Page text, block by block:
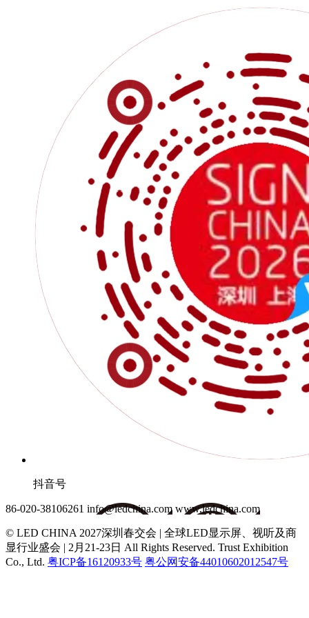
抖音号
86-020-38106261 info@ledchina.com www.ledchina.com
© LED CHINA 2027深圳春交会 | 全球LED显示屏、视听及商
显行业盛会 | 2月21-23日 All Rights Reserved. Trust Exhibition
Co., Ltd. 粤ICP备16120933号 粤公网安备44010602012547号